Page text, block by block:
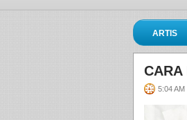
ARTIS
CARA
5:04 AM